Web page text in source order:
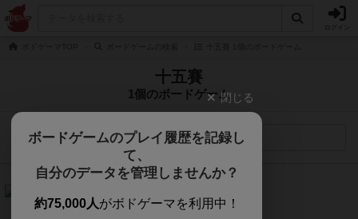
十五賽
1個のボードゲーム
検索メニュー
6.2
十五賽（Jyugosai）
2人用 10分～30分 8歳～ 2025年～
閉じる
ボードゲームのプレイ履歴を記録し
て、
自分のデータを管理しませんか？
約75,000人がボドゲーマを利用中！